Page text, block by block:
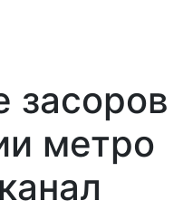
засоров
метро